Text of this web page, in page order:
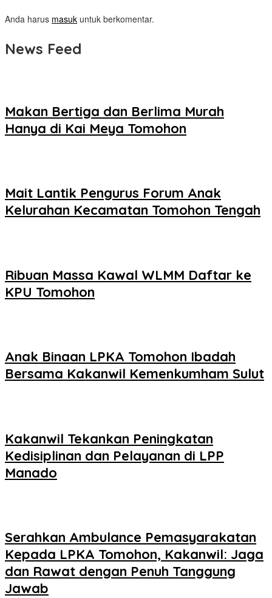
Anda harus masuk untuk berkomentar.
News Feed
Makan Bertiga dan Berlima Murah
Hanya di Kai Meya Tomohon
Mait Lantik Pengurus Forum Anak
Kelurahan Kecamatan Tomohon Tengah
Ribuan Massa Kawal WLMM Daftar ke
KPU Tomohon
Anak Binaan LPKA Tomohon Ibadah
Bersama Kakanwil Kemenkumham Sulut
Kakanwil Tekankan Peningkatan
Kedisiplinan dan Pelayanan di LPP
Manado
Serahkan Ambulance Pemasyarakatan
Kepada LPKA Tomohon, Kakanwil: Jaga
dan Rawat dengan Penuh Tanggung
Jawab